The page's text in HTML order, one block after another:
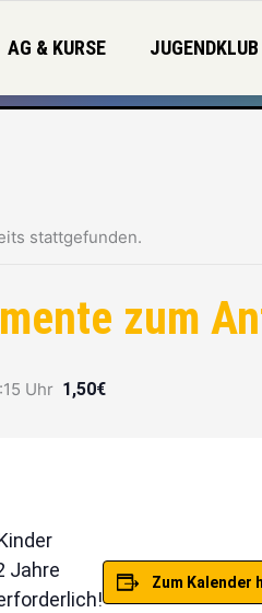
AG & KURSE JUGENDKLUB
stattgefunden.
zum
Uhr 1,50€
Jahre
Zum Kalender